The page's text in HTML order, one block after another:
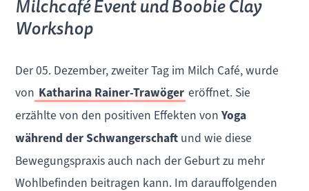
Milchcafé Event und Boobie Clay
Workshop
Der 05. Dezember, zweiter Tag im Milch Café, wurde
von Katharina Rainer-Trawöger eröffnet. Sie
erzählte von den positiven Effekten vonYoga
während der Schwangerschaft und wie diese
Bewegungspraxis auch nach der Geburt zu mehr
Wohlbefinden beitragen kann. Im darauffolgenden